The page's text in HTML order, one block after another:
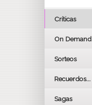
Críticas
On Demand
Sorteos
Recuerdos...
Sagas